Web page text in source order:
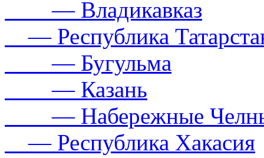
— Владикавказ
— Республика
— Бугульма
— Казань
— Набережные
— Республика Хакасия